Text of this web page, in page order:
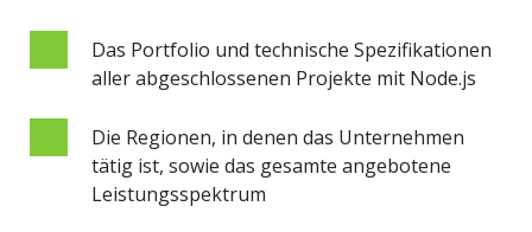
Das Portfolio und technische Spezifikationen
aller abgeschlossenen Projekte mit Node.js
Die Regionen, in denen das Unternehmen
tätig ist, sowie das gesamte angebotene
Leistungsspektrum